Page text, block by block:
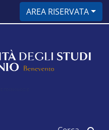
AREA RISERVATA